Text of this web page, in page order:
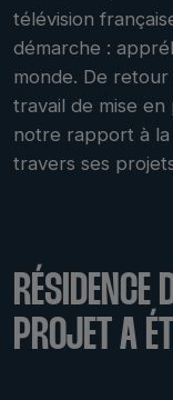
télévision
démarche :
monde. De
travail de mise
notre rapport à
travers ses
RÉSIDENCE
PROJET A